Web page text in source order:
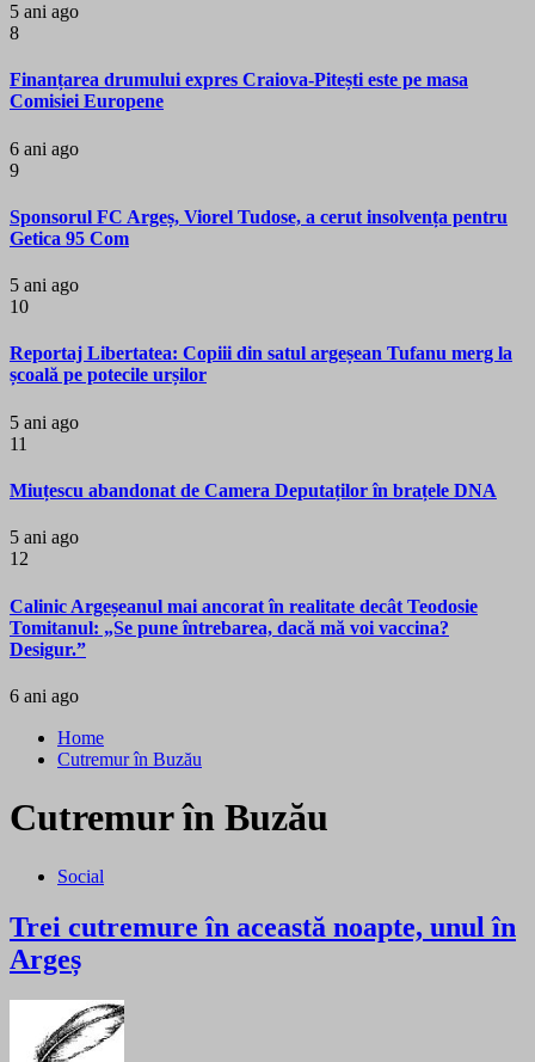
5 ani ago
8
Finanțarea drumului expres Craiova-Pitești este pe masa
Comisiei Europene
6 ani ago
9
Sponsorul FC Argeș, Viorel Tudose, a cerut insolvența pentru
Getica 95 Com
5 ani ago
10
Reportaj Libertatea: Copiii din satul argeșean Tufanu merg la
școală pe potecile urșilor
5 ani ago
11
Miuțescu abandonat de Camera Deputaților în brațele DNA
5 ani ago
12
Calinic Argeșeanul mai ancorat în realitate decât Teodosie
Tomitanul: „Se pune întrebarea, dacă mă voi vaccina?
Desigur.”
6 ani ago
Home
Cutremur în Buzău
Cutremur în Buzău
Social
Trei cutremure în această noapte, unul în
Argeș